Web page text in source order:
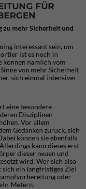
FÜR
zu mehr Sicherheit und
interessant sein, um
ist es noch in
können nämlich vom
von mehr Sicherheit
sich einmal intensiver
eine besondere
Disziplinen
Vor allem
Gedanken zurück, sich
können sie ebenfalls
kann dieses erst
dieser neuen und
wird. Wer sich also
ein langfristiges Ziel
oder
Metern.